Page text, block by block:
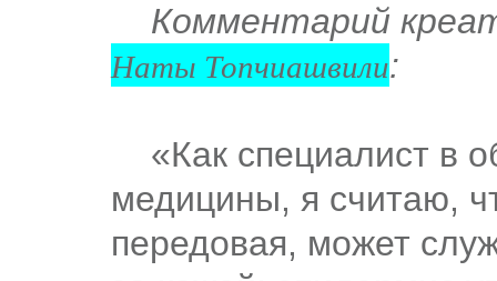
Комментарий
Наты Топчиашвили:
«Как специалист в
медицины, я считаю,
передовая, может